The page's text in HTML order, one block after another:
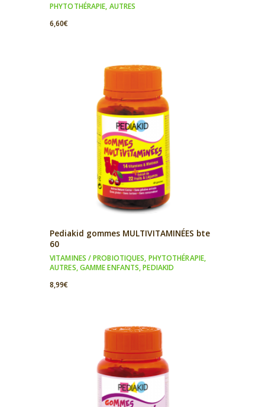
PHYTOTHÉRAPIE, AUTRES
6,60€
Pediakid gommes MULTIVITAMINÉES bte
60
VITAMINES / PROBIOTIQUES, PHYTOTHÉRAPIE,
AUTRES,GAMME ENFANTS,PEDIAKID
8,99€